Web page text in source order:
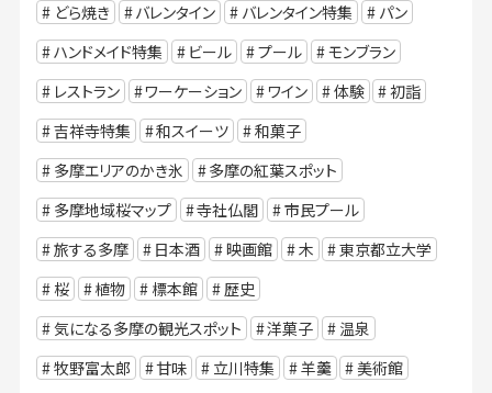
どら焼き
バレンタイン バレンタイン特集
パン
ハンドメイド特集
ビール プール
モンブラン
レストラン
ワーケーション ワイン 体験
初詣
吉祥寺特集
和スイーツ
和菓子
多摩エリアのかき氷
多摩の紅葉スポット
多摩地域桜マップ
寺社仏閣
市民プール
旅する多摩
日本酒 映画館 木
東京都立大学
桜
植物 標本館
歴史
気になる多摩の観光スポット
洋菓子
温泉
牧野富太郎
甘味 立川特集 羊羹 美術館